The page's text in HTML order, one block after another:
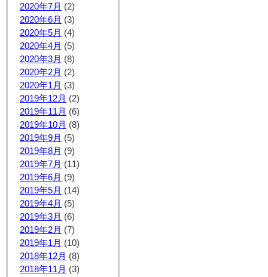
2020年7月 (2)
2020年6月 (3)
2020年5月 (4)
2020年4月 (5)
2020年3月 (8)
2020年2月 (2)
2020年1月 (3)
2019年12月 (2)
2019年11月 (6)
2019年10月 (8)
2019年9月 (5)
2019年8月 (9)
2019年7月 (11)
2019年6月 (9)
2019年5月 (14)
2019年4月 (5)
2019年3月 (6)
2019年2月 (7)
2019年1月 (10)
2018年12月 (8)
2018年11月 (3)